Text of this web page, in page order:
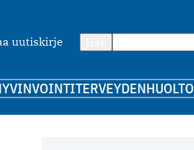
uutiskirje
TERVEYDENHUOLTO